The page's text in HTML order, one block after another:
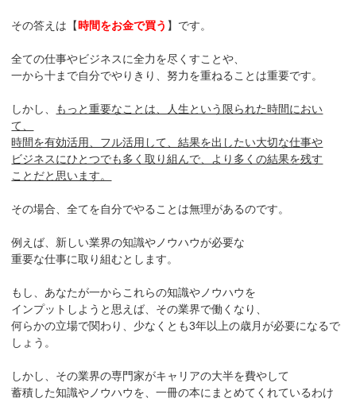
その答えは【時間をお金で買う 】です。
全ての仕事やビジネスに全力を尽くすことや、
一から十まで自分でやりきり、努力を重ねることは重要です。
しかし、 もっと重要なことは、人生という限られた時間におい
て、
時間を有効活用、フル活用して、結果を出したい大切な仕事や
ビジネスにひとつでも多く取り組んで、より多くの結果を残す
ことだと思います。
その場合、全てを自分でやることは無理があるのです。
例えば、新しい業界の知識やノウハウが必要な
重要な仕事に取り組むとします。
もし、あなたが一からこれらの知識やノウハウを
インプットしようと思えば、その業界で働くなり、
何らかの立場で関わり、少なくとも3年以上の歳月が必要になるで
しょう。
しかし、その業界の専門家がキャリアの大半を費やして
蓄積した知識やノウハウを、一冊の本にまとめてくれているわけ